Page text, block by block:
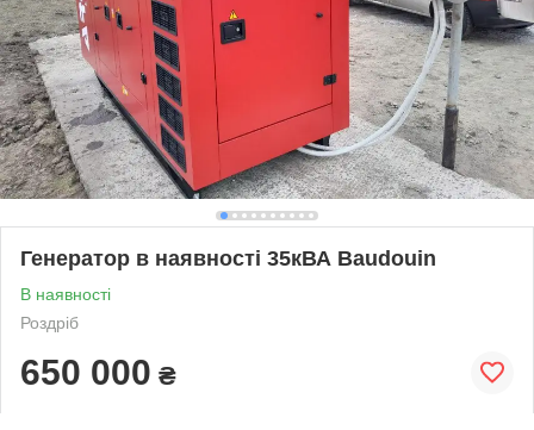
Генератор в наявності 35кВА Baudouin
В наявності
Роздріб
650 000 ₴